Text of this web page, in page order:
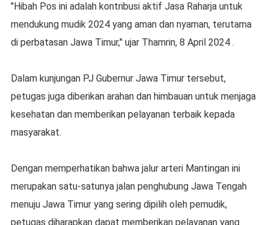
"Hibah Pos ini adalah kontribusi aktif Jasa Raharja untuk
mendukung mudik 2024 yang aman dan nyaman, terutama
di perbatasan Jawa Timur," ujar Thamrin, 8 April 2024 .
Dalam kunjungan PJ Gubernur Jawa Timur tersebut,
petugas juga diberikan arahan dan himbauan untuk menjaga
kesehatan dan memberikan pelayanan terbaik kepada
masyarakat.
Dengan memperhatikan bahwa jalur arteri Mantingan ini
merupakan satu-satunya jalan penghubung Jawa Tengah
menuju Jawa Timur yang sering dipilih oleh pemudik,
petugas diharapkan dapat memberikan pelayanan yang